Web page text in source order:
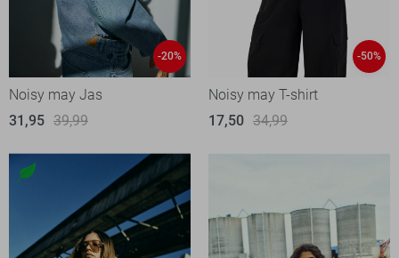
-20%
Noisy may Jas
31,95 39,99
-50%
Noisy may T-shirt
17,50 34,99